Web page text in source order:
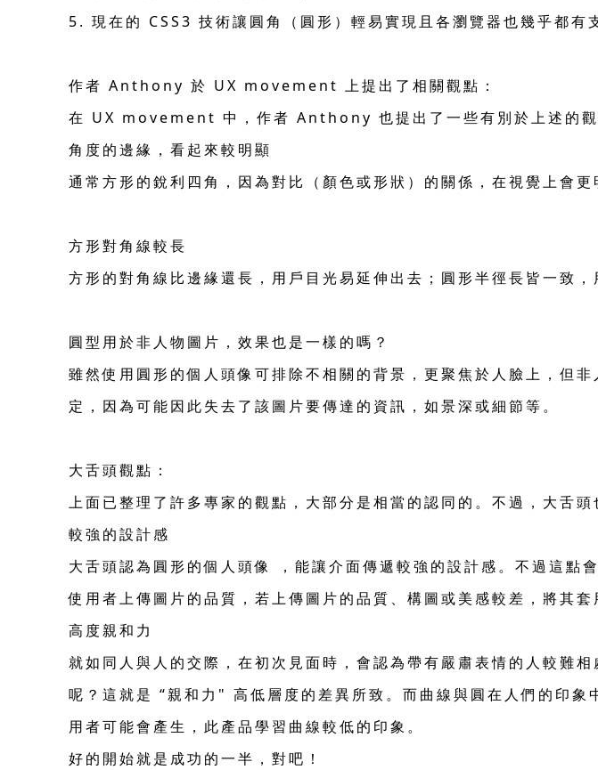
5. 現在的 CSS3 技術讓圓角（圓形）輕易實現且各瀏覽器也幾乎都有
作者 Anthony 於 UX movement 上提出了相關觀點：
在 UX movement 中，作者 Anthony 也提出了一些有別於上述的觀
角度的邊緣，看起來較明顯
通常方形的銳利四角，因為對比（顏色或形狀）的關係，在視覺上會
方形對角線較長
方形的對角線比邊緣還長，用戶目光易延伸出去；圓形半徑長皆一致
圓型用於非人物圖片，效果也是一樣的嗎？
雖然使用圓形的個人頭像可排除不相關的背景，更聚焦於人臉上，
定，因為可能因此失去了該圖片要傳達的資訊，如景深或細節等。
大舌頭觀點：
上面已整理了許多專家的觀點，大部分是相當的認同的。不過，大舌
較強的設計感
大舌頭認為圓形的個人頭像 ，能讓介面傳遞較強的設計感。不過這點
使用者上傳圖片的品質，若上傳圖片的品質、構圖或美感較差，將其
高度親和力
就如同人與人的交際，在初次見面時，會認為帶有嚴肅表情的人較難
呢？這就是 “親和力" 高低層度的差異所致。而曲線與圓在人們的印
用者可能會產生，此產品學習曲線較低的印象。
好的開始就是成功的一半，對吧！